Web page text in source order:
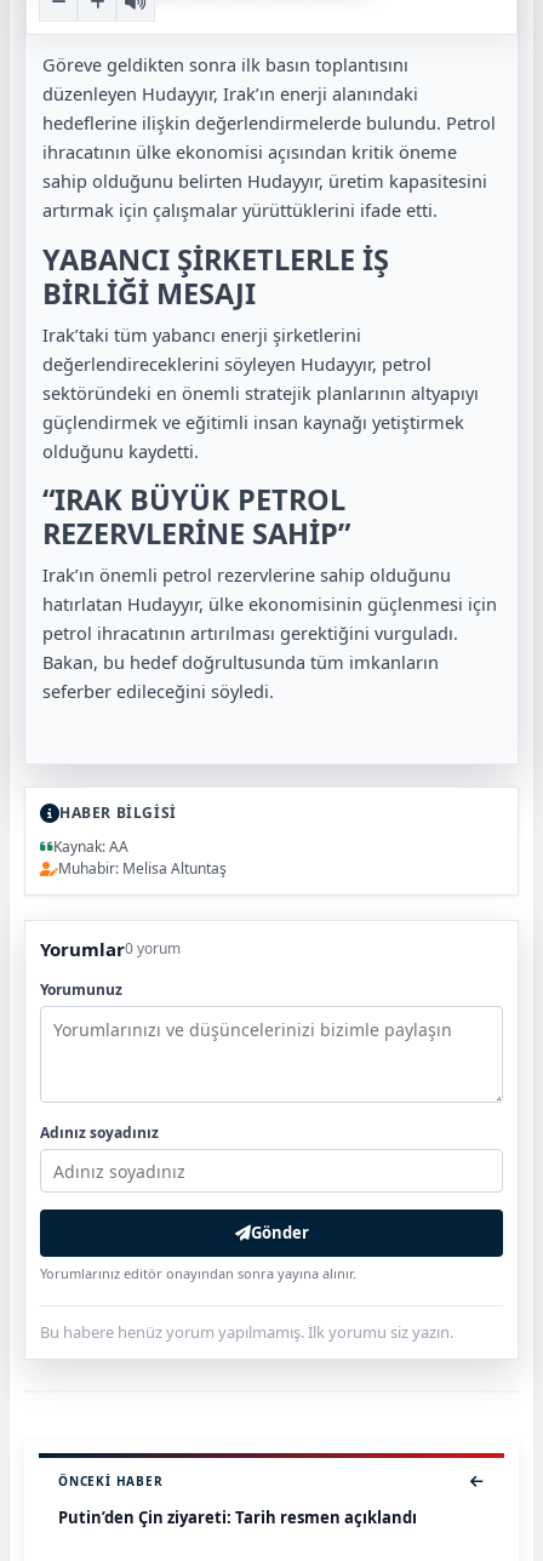
Göreve geldikten sonra ilk basın toplantısını
düzenleyen Hudayyır, Irak’ın enerji alanındaki
hedeflerine ilişkin değerlendirmelerde bulundu. Petrol
ihracatının ülke ekonomisi açısından kritik öneme
sahip olduğunu belirten Hudayyır, üretim kapasitesini
artırmak için çalışmalar yürüttüklerini ifade etti.
YABANCI ŞİRKETLERLE İŞ
BİRLİĞİ MESAJI
Irak’taki tüm yabancı enerji şirketlerini
değerlendireceklerini söyleyen Hudayyır, petrol
sektöründeki en önemli stratejik planlarının altyapıyı
güçlendirmek ve eğitimli insan kaynağı yetiştirmek
olduğunu kaydetti.
“IRAK BÜYÜK PETROL
REZERVLERİNE SAHİP”
Irak’ın önemli petrol rezervlerine sahip olduğunu
hatırlatan Hudayyır, ülke ekonomisinin güçlenmesi için
petrol ihracatının artırılması gerektiğini vurguladı.
Bakan, bu hedef doğrultusunda tüm imkanların
seferber edileceğini söyledi.
HABER BİLGİSİ
Kaynak: AA
Muhabir: Melisa Altuntaş
Yorumlar0 yorum
Yorumunuz
Adınız soyadınız
Gönder
Yorumlarınız editör onayından sonra yayına alınır.
Bu habere henüz yorum yapılmamış. İlk yorumu siz yazın.
ÖNCEKI HABER
Putin’den Çin ziyareti: Tarih resmen açıklandı